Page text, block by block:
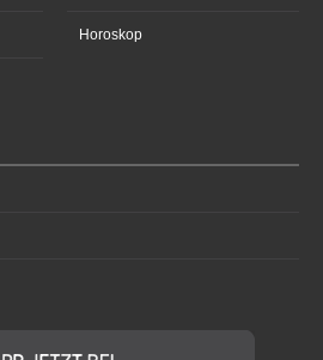
Horoskop